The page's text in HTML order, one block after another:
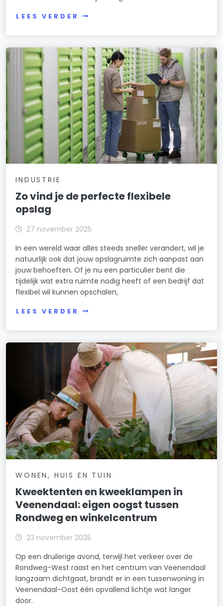
LEES VERDER
INDUSTRIE
Zo vind je de perfecte flexibele
opslag
27 november 2025
In een wereld waar alles steeds sneller verandert, wil je
natuurlijk ook dat jouw opslagruimte zich aanpast aan
jouw behoeften. Of je nu een particulier bent die
tijdelijk wat extra ruimte nodig heeft of een bedrijf dat
flexibel wil kunnen opschalen,
LEES VERDER
WONEN, HUIS EN TUIN
Kweektenten en kweeklampen in
Veenendaal: eigen oogst tussen
Rondweg en winkelcentrum
23 november 2025
Op een druilerige avond, terwijl het verkeer over de
Rondweg-West raast en het centrum van Veenendaal
langzaam dichtgaat, brandt er in een tussenwoning in
Veenendaal-Oost één opvallend lichtje wat langer
door.